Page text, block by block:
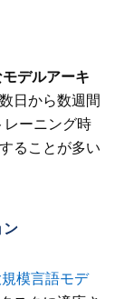
デルアーキ
日から数週間
ーニング時
ることが多い
ン
模言語モデ